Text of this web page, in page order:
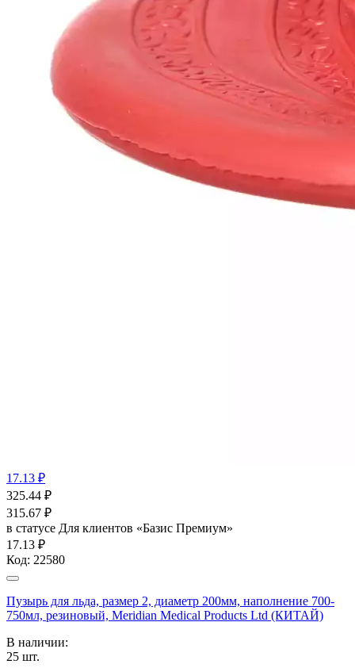
17.13 ₽
325.44 ₽
315.67 ₽
в статусе Для клиентов «Базис Премиум»
17.13 ₽
Код: 22580
Пузырь для льда, размер 2, диаметр 200мм, наполнение 700-
750мл, резиновый, Meridian Medical Products Ltd (КИТАЙ)
В наличии:
25 шт.